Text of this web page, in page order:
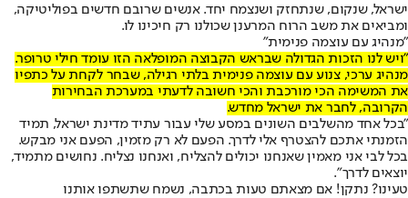
ישראל, שנקום, שנתחזק ושנצמח יחד. אנשים שרובם חדשים בפוליטיקה,
ומביאים את משב הרוח המרענן שכולנו רק חיכינו לו.
"מנהיג עם עוצמה פנימית"
"ויש לנו הזכות הגדולה שבראש הקבוצה המופלאה הזו עומד חילי טרופר.
מנהיג ערכי, צנוע עם עוצמה פנימית בלתי רגילה, שבחר לקחת על כתפיו
את המשימה הכי מורכבת והכי חשובה לדעתי במערכת הבחירות
הקרובה, לחבר את ישראל מחדש.
"בכל אחד מהשלבים השונים במסע שלי עבור עתיד מדינת ישראל, תמיד
הזמנתי אתכם להצטרף אלי לדרך. הפעם לא רק מזמין, הפעם אני מבקש.
בכל לבי אני מאמין שאנחנו יכולים להצליח, ואנחנו נצליח. נחושים מתמיד,
יוצאים לדרך".
טעינו? נתקן! אם מצאתם טעות בכתבה, נשמח שתשתפו אותנו